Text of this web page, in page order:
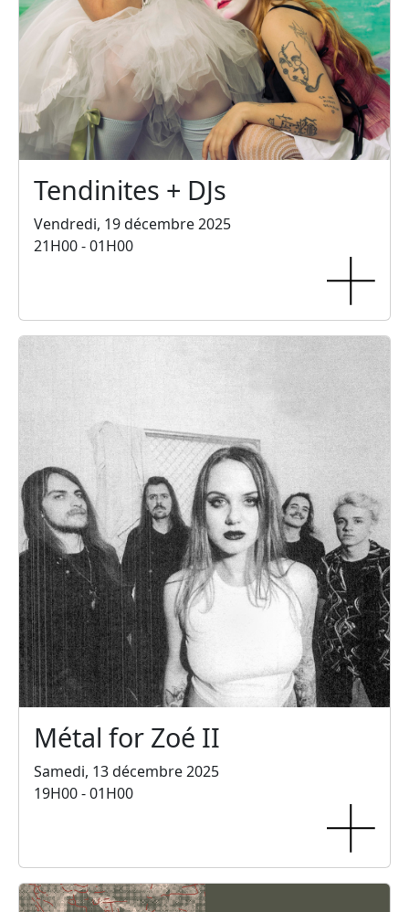
Tendinites + DJs
Vendredi, 19 décembre 2025
21H00 - 01H00
Métal for Zoé II
Samedi, 13 décembre 2025
19H00 - 01H00